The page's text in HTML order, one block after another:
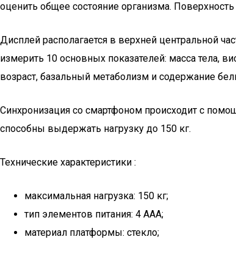
оценить общее состояние организма.
Дисплей располагается в верхней центральной
измерить 10 основных показателей: масса
возраст, базальный метаболизм и содержание
Синхронизация со смартфоном происходит с
способны выдержать нагрузку до 150 кг.
Технические характеристики :
максимальная нагрузка: 150 кг;
тип элементов питания: 4 ААА;
материал платформы: стекло;